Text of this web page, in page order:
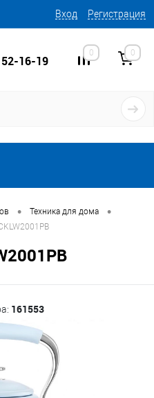
Вход Регистрация
16-19
0 0
• Техника для дома •
161553